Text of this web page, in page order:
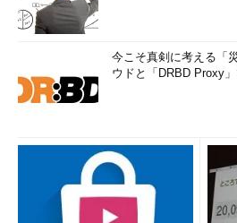
今こそ真剣に考える「
ウドと「DRBD Proxy